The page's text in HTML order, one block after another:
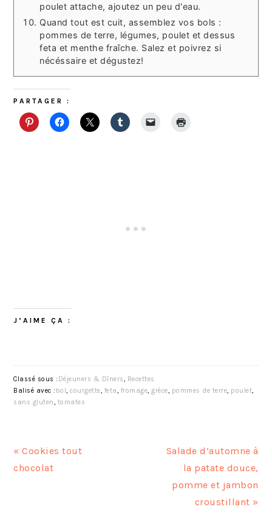
poulet attache, ajoutez un peu d'eau.
Quand tout est cuit, assemblez vos bols :
pommes de terre, légumes, poulet et dessus
feta et menthe fraîche. Salez et poivrez si
nécéssaire et dégustez!
PARTAGER :
J’AIME ÇA :
Classé sous : Déjeuners & Dîners, Recettes
Balisé avec : bol,courgette, feta, fromage,grèce, pommes de terre, poulet,
sans gluten, tomates
A
r
« Cookies tout
chocolat
A
Salade d’automne à
la patate douce,
pomme et jambon
croustillant »